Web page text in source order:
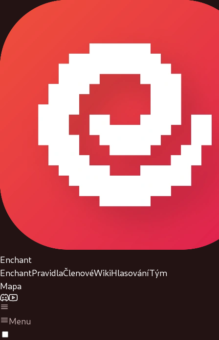
Enchant
EnchantPravidlaČlenovéWikiHlasováníTým
Mapa
Menu